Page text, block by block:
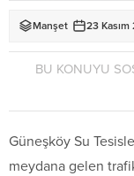
Manşet 23
BU KONUYU
Güneşköy Su
meydana gelen